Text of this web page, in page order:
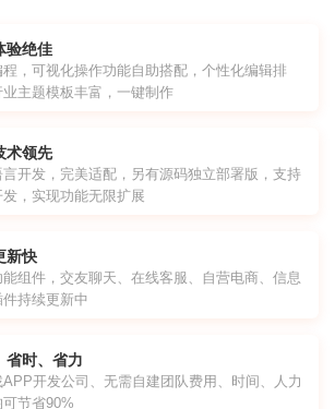
验绝佳
程，可视化操作功能自助搭配，个性化编辑排
业主题模板丰富，一键制作
术领先
言开发，完美适配，另有源码独立部署版，支持
发，实现功能无限扩展
新快
能组件，交友聊天、在线客服、自营电商、信息
持续更新中
省时、省力
APP开发公司、无需自建团队费用、时间、人力
可节省90%